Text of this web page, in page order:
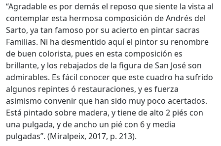
“Agradable es por demás el reposo que siente la vista al
contemplar esta hermosa composición de Andrés del
Sarto, ya tan famoso por su acierto en pintar sacras
Familias. Ni ha desmentido aquí el pintor su renombre
de buen colorista, pues en esta composición es
brillante, y los rebajados de la figura de San José son
admirables. Es fácil conocer que este cuadro ha sufrido
algunos repintes ó restauraciones, y es fuerza
asimismo convenir que han sido muy poco acertados.
Está pintado sobre madera, y tiene de alto 2 piés con
una pulgada, y de ancho un pié con 6 y media
pulgadas”. (Miralpeix, 2017, p. 213).